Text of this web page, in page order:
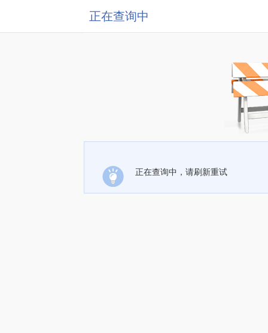
正在查询中
正在查询中，请刷新重试